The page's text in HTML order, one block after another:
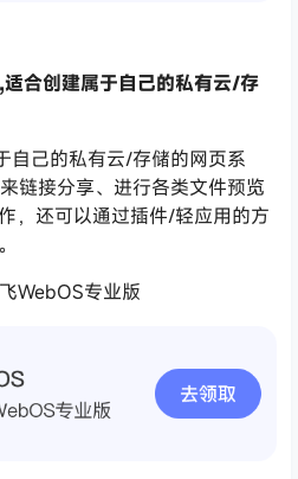
合创建属于自己的私有云/存
自己的私有云/存储的网页系
链接分享、进行各类文件预览
，还可以通过插件/轻应用的方
WebOS专业版